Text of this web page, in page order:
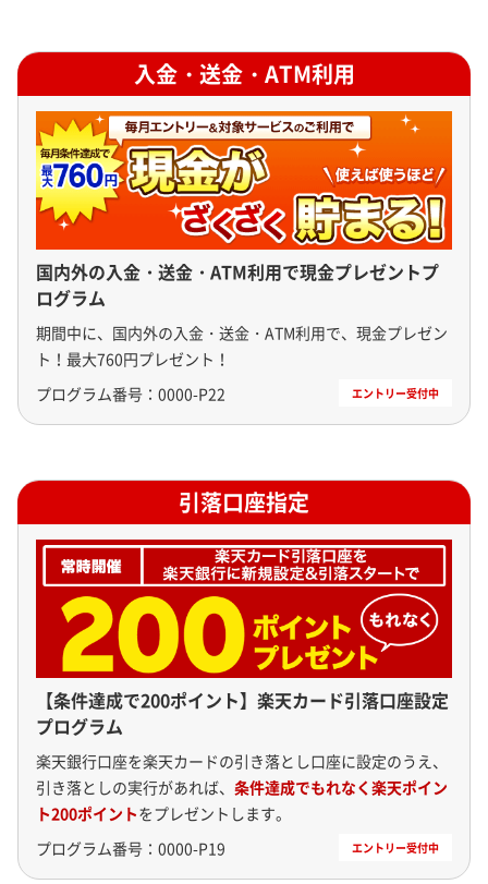
入金・送金・ATM利用
国内外の入金・送金・ATM利用で現金プレゼントプ
ログラム
期間中に、国内外の入金・送金・ATM利用で、現金プレゼン
ト！最大760円プレゼント！
プログラム番号： 0000-P22
引落口座指定
【条件達成で200ポイント】楽天カード引落口座設定
プログラム
楽天銀行口座を楽天カードの引き落とし口座に設定のうえ、
引き落としの実行があれば、 条件達成でもれなく楽天ポイン
ト200ポイントをプレゼントします。
プログラム番号： 0000-P19